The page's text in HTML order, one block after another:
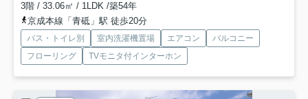
3階 / 33.06㎡ / 1LDK /築54年
京成本線「青砥」駅 徒歩20分
バス・トイレ別 室内洗濯機置場 エアコン
バルコニー
フローリング
TVモニタ付インターホン